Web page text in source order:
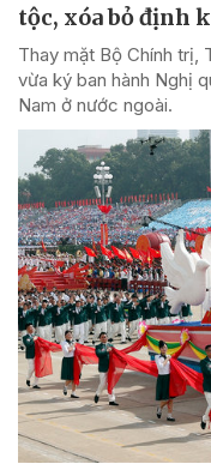
tộc, xóa bỏ định
Thay mặt Bộ Chính trị,
vừa ký ban hành Nghị
Nam ở nước ngoài.